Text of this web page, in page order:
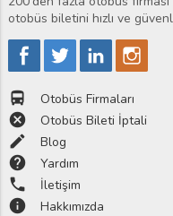
otobüs biletini hızlı ve
directions_bus Otobüs Firmaları
cancel Otobüs Bileti İptali
edit Blog
help Yardım
phone İletişim
info Hakkımızda